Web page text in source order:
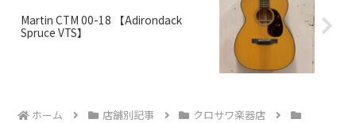
Martin CTM 00-18 【Adirondack
Spruce VTS】
ホーム 店舗別記事
クロサワ楽器店